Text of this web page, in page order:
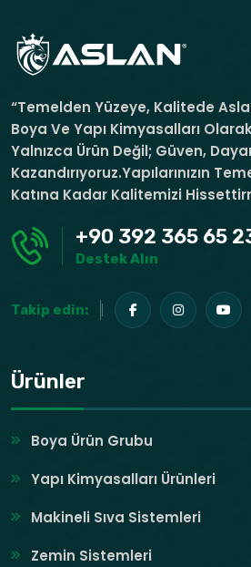
“Temelden Yüzeye, Kalitede
Boya Ve Yapı Kimyasalları
Yalnızca Ürün Değil; Güven,
Kazandırıyoruz.Yapılarınızın
Katına Kadar Kalitemizi
+90 392 365 65
Destek Alın
Takip edin:
Ürünler
Boya Ürün Grubu
Yapı Kimyasalları Ürünleri
Makineli Sıva Sistemleri
Zemin Sistemleri